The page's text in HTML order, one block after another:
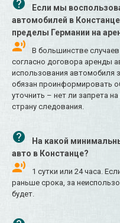
Если мы
автомобилей в
пределы Германии на
В большинстве
согласно договора аренды
использования автомобиля
обязан проинформировать
уточнить – нет ли запрета
страну следования.
На какой
авто в Констанце?
1 сутки или 24 часа.
раньше срока, за
будет.